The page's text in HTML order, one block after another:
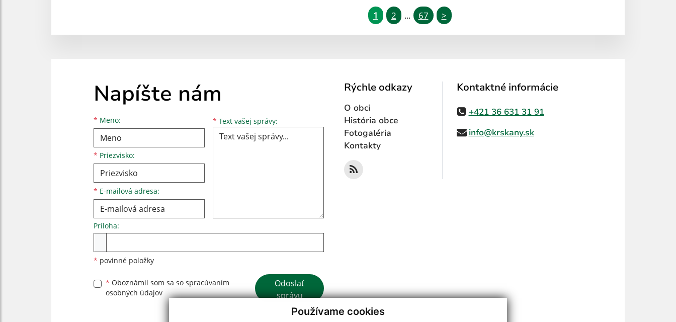
Používame cookies
1 2 ... 67 >
Napíšte nám
* Meno:
Meno
* Priezvisko:
Priezvisko
* E-mailová adresa:
E-mailová adresa * Text vašej správy: Text vašej správy...
Príloha:
* povinné položky
* Oboznámil som sa so spracúvaním
osobných údajov
Google reCaptcha Response
Odoslať
správu
Rýchle odkazy
O obci
História obce
Fotogaléria
Kontakty
Kontaktné informácie
+421 36 631 31 91
info@krskany.sk